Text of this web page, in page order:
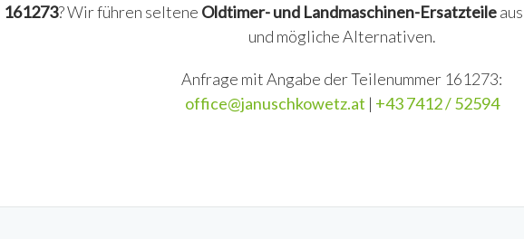
161273? Wir führen seltene Oldtimer- und Landmaschinen-Ersatzteile
und mögliche Alternativen.
Anfrage mit Angabe der Teilenummer 161273:
office@januschkowetz.at | +43 7412 / 52594